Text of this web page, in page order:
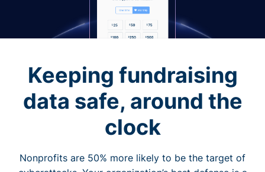
Keeping fundraising
data safe, around the
clock
Nonprofits are 50% more likely to be the target of